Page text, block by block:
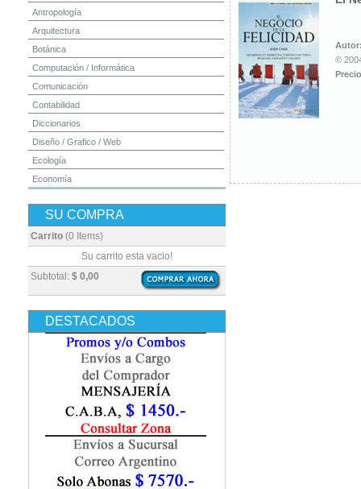
Antropología
Arquitectura
Botánica
Computación / Informática
Comunicación
Contabilidad
Diccionarios
Diseño / Grafico / Web
Ecología
Economía
Electrónica
Estadística
Física
Higiene y Seguridad
Historia
Ingeniería
Marketing / Publicidad
Metodología Investigación
Negocios
Periodismo
Política
SU COMPRA
Carrito (0 Items)
Subtotal: $ 0,00
Su carrito esta vacio!
DESTACADOS
©